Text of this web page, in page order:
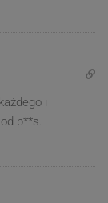
i
p**s.